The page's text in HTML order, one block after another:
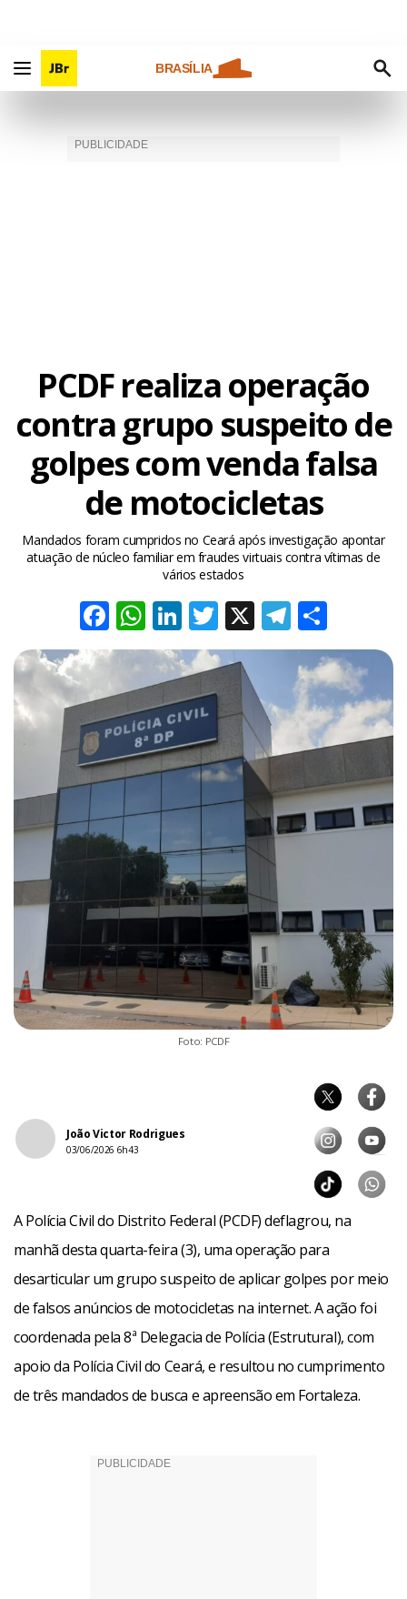
BRASÍLIA
PCDF realiza operação
contra grupo suspeito de
golpes com venda falsa
de motocicletas
Mandados foram cumpridos no Ceará após investigação apontar
atuação de núcleo familiar em fraudes virtuais contra vítimas de
vários estados
Facebook
WhatsApp
LinkedIn
Twitter
X
Foto: PCDF
João Victor Rodrigues
03/06/2026 6h43
A Polícia Civil do Distrito Federal (PCDF) deflagrou, na
manhã desta quarta-feira (3), uma operação para
desarticular um grupo suspeito de aplicar golpes por meio
de falsos anúncios de motocicletas na internet. A ação foi
coordenada pela 8ª Delegacia de Polícia (Estrutural), com
apoio da Polícia Civil do Ceará, e resultou no cumprimento
de três mandados de busca e apreensão em Fortaleza.